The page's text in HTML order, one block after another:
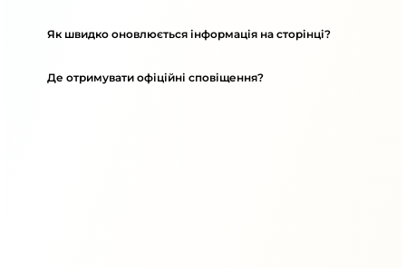
Як швидко оновлюється інформація на сторінці?
Де отримувати офіційні сповіщення?